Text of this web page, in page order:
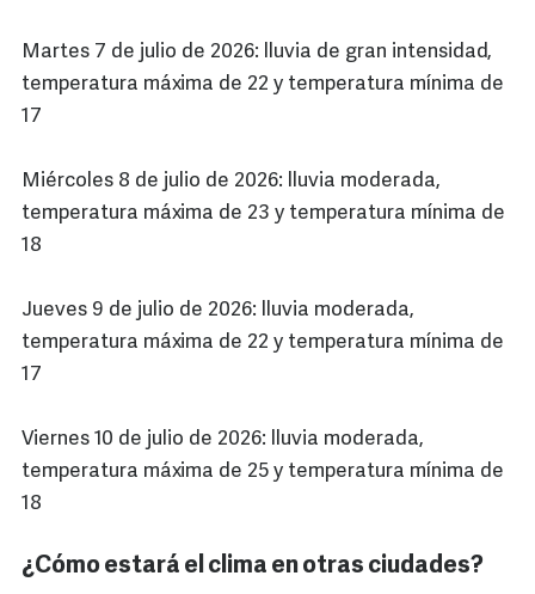
Martes 7 de julio de 2026: lluvia de gran intensidad,
temperatura máxima de 22 y temperatura mínima de
17
Miércoles 8 de julio de 2026: lluvia moderada,
temperatura máxima de 23 y temperatura mínima de
18
Jueves 9 de julio de 2026: lluvia moderada,
temperatura máxima de 22 y temperatura mínima de
17
Viernes 10 de julio de 2026: lluvia moderada,
temperatura máxima de 25 y temperatura mínima de
18
¿Cómo estará el clima en otras ciudades?